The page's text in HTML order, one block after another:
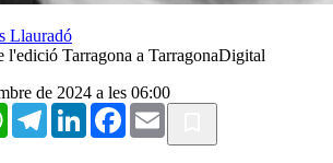
Llauradó
l'edició Tarragona a TarragonaDigital
de 2024 a les 06:00
WhatsAppTelegramLinkedInFacebook
Email